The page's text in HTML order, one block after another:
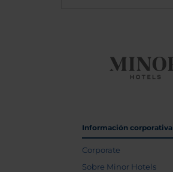
Información corporativa
Corporate
Sobre Minor Hotels